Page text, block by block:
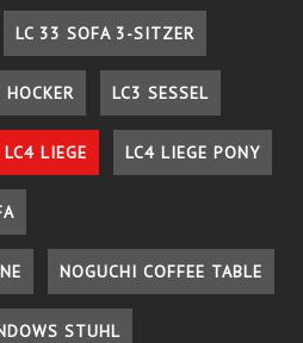
LC 33 SOFA 3-SITZER
HOCKER LC3 SESSEL
LC4 LIEGE LC4 LIEGE PONY
NOGUCHI COFFEE TABLE
STUHL